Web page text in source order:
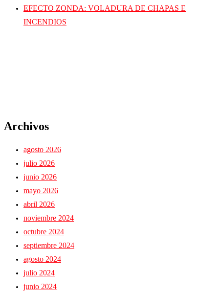
EFECTO ZONDA: VOLADURA DE CHAPAS E
INCENDIOS
Archivos
agosto 2026
julio 2026
junio 2026
mayo 2026
abril 2026
noviembre 2024
octubre 2024
septiembre 2024
agosto 2024
julio 2024
junio 2024